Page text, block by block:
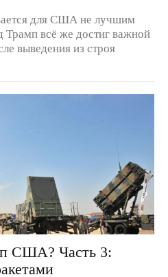
для США не лучшим
Трамп всё же достиг важной
выведения из строя
США? Часть 3: